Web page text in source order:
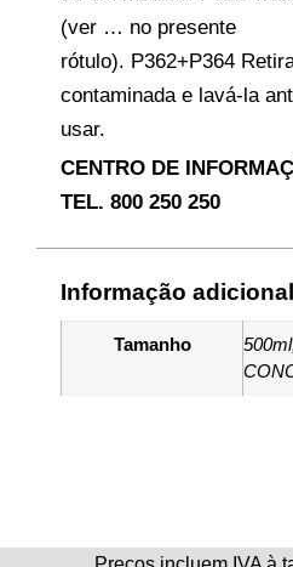
(ver … no presente
rótulo). P362+P364
contaminada e lavá-la
usar.
CENTRO DE
TEL. 800 250 250
Informação adicional
Tamanho